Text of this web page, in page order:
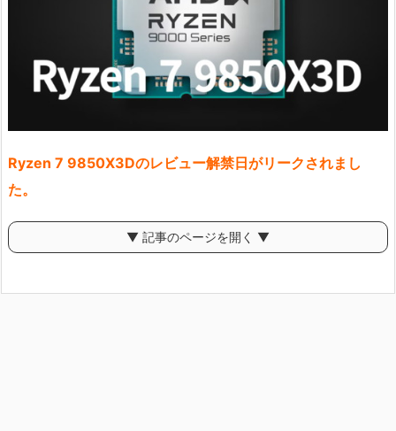
Ryzen 7 9850X3Dのレビュー解禁日がリークされまし
た。
▼ 記事のページを開く ▼